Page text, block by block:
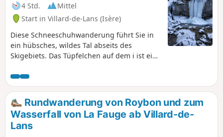
4 Std.
Mittel
Start in Villard-de-Lans (Isère)
Diese Schneeschuhwanderung führt Sie in
ein hübsches, wildes Tal abseits des
Skigebiets. Das Tüpfelchen auf dem i ist ein
einer märchenhaften Atmosphäre.
Rundwanderung von Roybon und zum
Wasserfall von La Fauge ab Villard-de-
Lans